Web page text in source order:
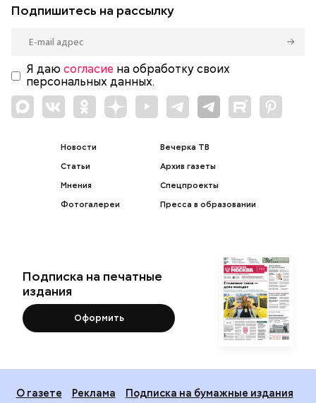
Подпишитесь на рассылку
Я даю согласие на обработку своих
персональных данных.
Новости
Статьи
Мнения
Фотогалереи
Вечерка ТВ
Архив газеты
Спецпроекты
Пресса в образовании
Подписка на печатные
издания
Оформить
О газете Реклама
Подписка на бумажные издания